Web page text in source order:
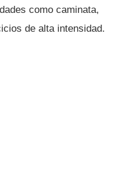
como caminata,
de alta intensidad.